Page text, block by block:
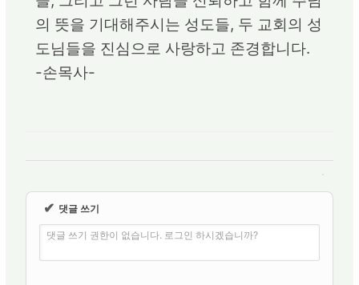
의 뜻을 기대해주시는 성도들, 두 교회의 성
도님들을 진심으로 사랑하고 존경합니다.
-손목사-
✔ 댓글 쓰기
댓글 쓰기 권한이 없습니다. 로그인 하시겠습니까?